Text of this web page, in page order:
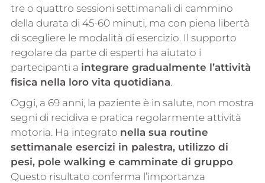
tre o quattro sessioni settimanali di cammino
della durata di 45-60 minuti, ma con piena libertà
di scegliere le modalità di esercizio. Il supporto
regolare da parte di esperti ha aiutato i
partecipanti a integrare gradualmente l’attività
fisica nella loro vita quotidiana.
Oggi, a 69 anni, la paziente è in salute, non mostra
segni di recidiva e pratica regolarmente attività
motoria. Ha integrato nella sua routine
settimanale esercizi in palestra, utilizzo di
pesi, pole walking e camminate di gruppo.
Questo risultato conferma l’importanza